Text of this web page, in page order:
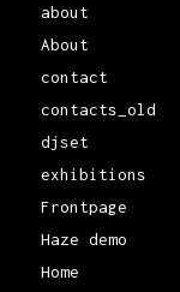
about
About
contact
contacts_old
djset
exhibitions
Frontpage
Haze demo
Home